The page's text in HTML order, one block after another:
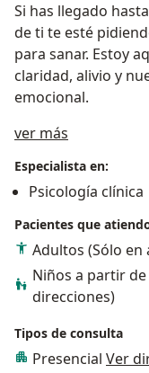
Si has llegado
de ti te esté
para sanar. Estoy
claridad, alivio y
emocional.
ver más
Especialista en:
Psicología clínica
Pacientes que
Adultos (Sólo
Niños a partir
direcciones)
Tipos de consulta
Presencial Ver